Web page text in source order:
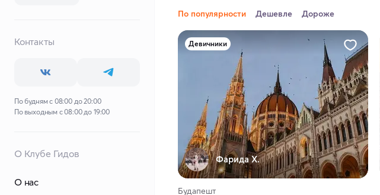
Контакты
По будням с 08:00 до 20:00
По выходным с 08:00 до 19:00
О Клубе Гидов
О нас
По популярности Дешевле Дороже
Девичники
Фарида Х.
Будапешт